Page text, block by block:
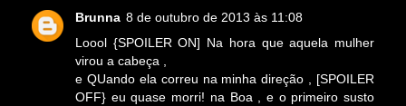
Brunna 8 de outubro de 2013 às 11:08
Loool {SPOILER ON] Na hora que aquela mulher
virou a cabeça ,
e QUando ela correu na minha direção , [SPOILER
OFF} eu quase morri! na Boa , e o primeiro susto